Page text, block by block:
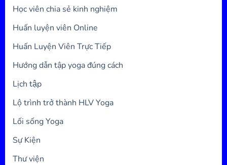
Học viên chia sẻ kinh nghiệm
Huấn luyện viên Online
Huấn Luyện Viên Trực Tiếp
Hướng dẫn tập yoga đúng cách
Lịch tập
Lộ trình trở thành HLV Yoga
Lối sống Yoga
Sự Kiện
Thư viện